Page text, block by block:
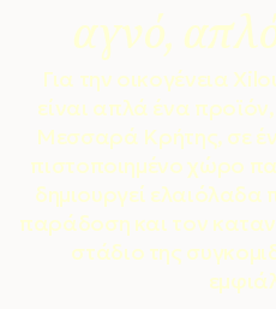
αγνό,
Για την οικογένεια
είναι απλά ένα
Μεσσαρά Κρήτης, σε
πιστοποιημένο χώρο
δημιουργεί ελαιόλαδα
παράδοση και τον
στάδιο της